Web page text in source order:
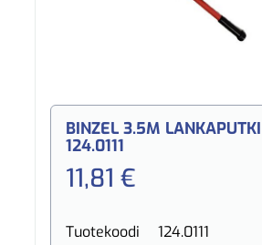
BINZEL 3.5M
124.0111
11,81 €
Tuotekoodi 124.0111